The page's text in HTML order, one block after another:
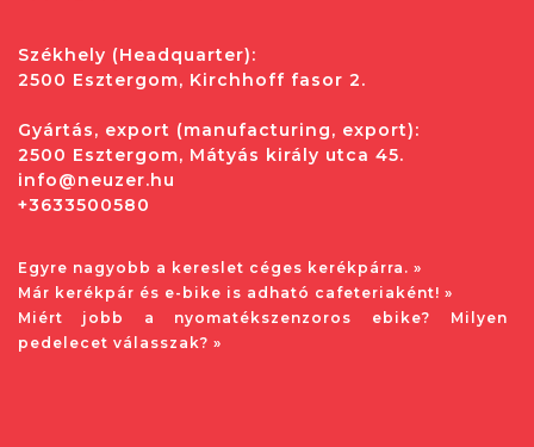
Székhely (Headquarter):
2500 Esztergom, Kirchhoff fasor 2.
Gyártás, export (manufacturing, export):
2500 Esztergom, Mátyás király utca 45.
info@neuzer.hu
+3633500580
Egyre nagyobb a kereslet céges kerékpárra. »
Már kerékpár és e-bike is adható cafeteriaként! »
Miért jobb a nyomatékszenzoros ebike? Milyen
pedelecet válasszak? »